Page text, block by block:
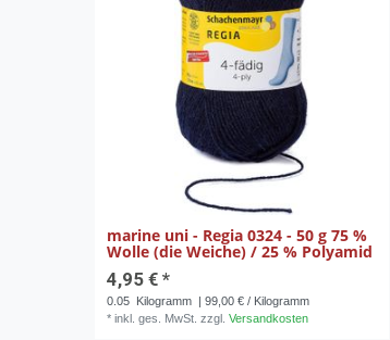
marine uni - Regia 0324 - 50 g 75 %
Wolle (die Weiche) / 25 % Polyamid
4,95 € *
0.05 Kilogramm | 99,00 € / Kilogramm
*inkl. ges. MwSt. zzgl.Versandkosten